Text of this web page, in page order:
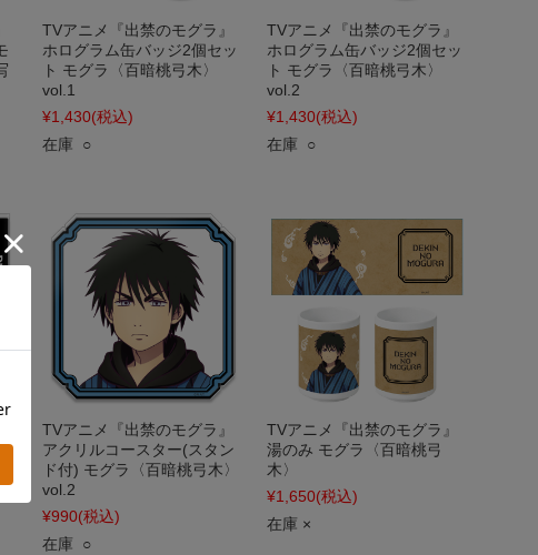
TVアニメ『出禁のモグラ』
ホログラム缶バッジ2個セッ
ト モグラ〈百暗桃弓木〉
vol.1
¥1,430(税込)
在庫 ○
TVアニメ『出禁のモグラ』
ホログラム缶バッジ2個セッ
ト モグラ〈百暗桃弓木〉
vol.2
¥1,430(税込)
在庫 ○
TVアニメ『出禁のモグラ』
アクリルコースター(スタン
ド付) モグラ〈百暗桃弓木〉
vol.2
¥990(税込)
在庫 ○
TVアニメ『出禁のモグラ』
湯のみ モグラ〈百暗桃弓
木〉
¥1,650(税込)
在庫 ×